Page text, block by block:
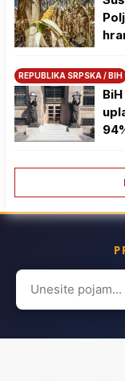
REPUBLIKA SRPSKA / BIH
Search
for: